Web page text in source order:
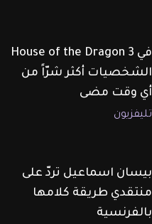
في House of the Dragon 3
الشخصيات أكثر شرّاً من
أي وقت مضى
تليفزيون
بيسان اسماعيل تردّ على
منتقدي طريقة كلامها
بالفرنسية